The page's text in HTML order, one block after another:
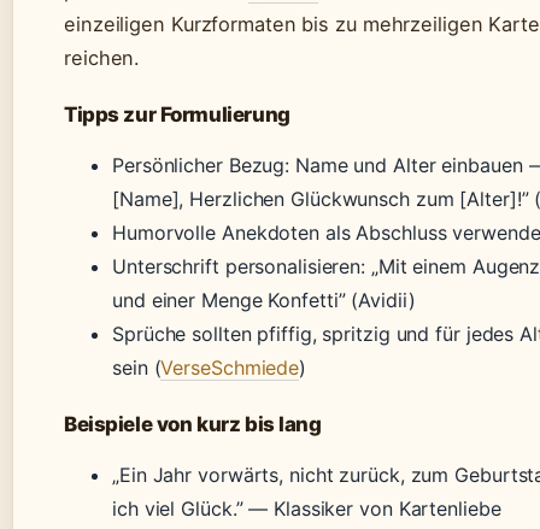
einzeiligen Kurzformaten bis zu mehrzeiligen
reichen.
Tipps zur Formulierung
Persönlicher Bezug: Name und Alter einbauen
[Name], Herzlichen Glückwunsch zum [Alter]!”
Humorvolle Anekdoten als Abschluss
Unterschrift personalisieren: „Mit einem
und einer Menge Konfetti” (Avidii)
Sprüche sollten pfiffig, spritzig und für jedes
sein (VerseSchmiede)
Beispiele von kurz bis lang
„Ein Jahr vorwärts, nicht zurück, zum
ich viel Glück.” — Klassiker von Kartenliebe